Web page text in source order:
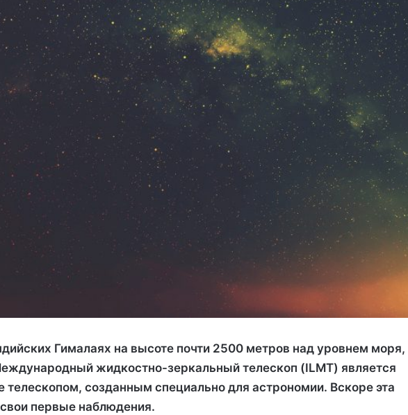
Гималаях на высоте почти 2500 метров над уровнем моря,
жидкостно-зеркальный телескоп (ILMT) является
созданным специально для астрономии. Вскоре эта
первые наблюдения.